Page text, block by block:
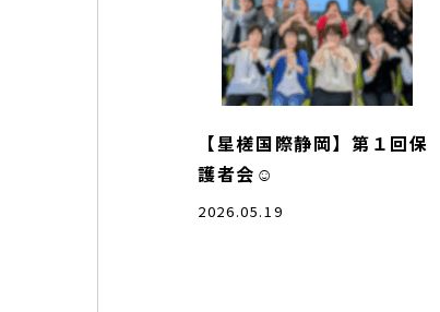
【星槎国際静岡】第１回保
護者会☺
2026.05.19